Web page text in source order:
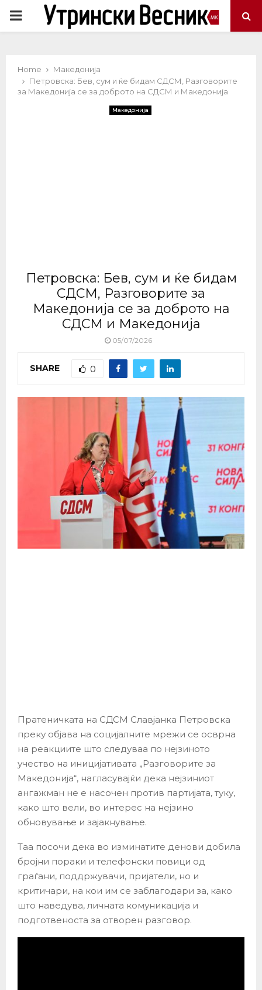
PRIMARY
Home
Македонија
Петровска: Бев, сум и ќе бидам СДСМ, Разговорите
за Македонија се за доброто на СДСМ и Македонија
Македонија
Петровска: Бев, сум и ќе бидам
СДСМ, Разговорите за
Македонија се за доброто на
СДСМ и Македонија
05/07/2026
SHARE 0
Пратеничката на СДСМ Славјанка Петровска
преку објава на социјалните мрежи се осврна
на реакциите што следуваа по нејзиното
учество на иницијативата „Разговорите за
Македонија“, нагласувајќи дека нејзиниот
ангажман не е насочен против партијата, туку,
како што вели, во интерес на нејзино
обновување и зајакнување.
Таа посочи дека во изминатите денови добила
бројни пораки и телефонски повици од
граѓани, поддржувачи, пријатели, но и
критичари, на кои им се заблагодари за, како
што наведува, личната комуникација и
подготвеноста за отворен разговор.